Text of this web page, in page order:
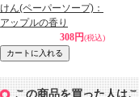
けん(ペーパーソープ)：
アップルの香り
308円(税込)
この商品を買った人は